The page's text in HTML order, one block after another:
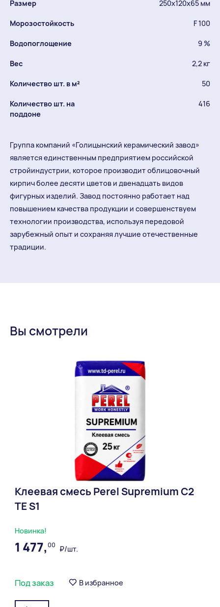
Размер 250х120х65 мм
Морозостойкость F 100
Водопоглощение 9 %
Вес 2,2 кг
Количество шт. в м² 50
Количество шт. на
поддоне
416
Группа компаний «Голицынский керамический завод»
является единственным предприятием российской
стройиндустрии, которое производит облицовочный
кирпич более десяти цветов и двенадцать видов
фигурных изделий. Завод постоянно работает над
повышением качества продукции и совершенствуем
технологии производства, используя передовой
зарубежный опыт и сохраняя лучшие отечественные
традиции.
Вы смотрели
Новинка!
Клеевая смесь Perel Supremium С2
ТЕ S1
1 477,00 ₽/шт.
Под заказ В избранное